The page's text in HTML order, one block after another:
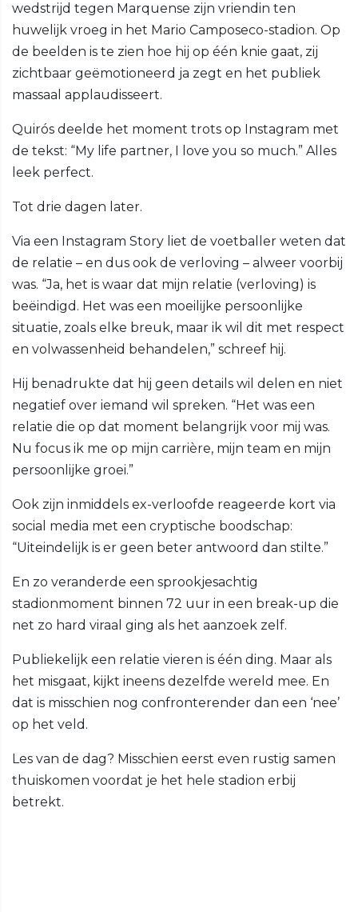
wedstrijd tegen Marquense zijn vriendin ten
huwelijk vroeg in het Mario Camposeco-stadion. Op
de beelden is te zien hoe hij op één knie gaat, zij
zichtbaar geëmotioneerd ja zegt en het publiek
massaal applaudisseert.
Quirós deelde het moment trots op Instagram met
de tekst: “My life partner, I love you so much.” Alles
leek perfect.
Tot drie dagen later.
Via een Instagram Story liet de voetballer weten dat
de relatie – en dus ook de verloving – alweer voorbij
was. “Ja, het is waar dat mijn relatie (verloving) is
beëindigd. Het was een moeilijke persoonlijke
situatie, zoals elke breuk, maar ik wil dit met respect
en volwassenheid behandelen,” schreef hij.
Hij benadrukte dat hij geen details wil delen en niet
negatief over iemand wil spreken. “Het was een
relatie die op dat moment belangrijk voor mij was.
Nu focus ik me op mijn carrière, mijn team en mijn
persoonlijke groei.”
Ook zijn inmiddels ex-verloofde reageerde kort via
social media met een cryptische boodschap:
“Uiteindelijk is er geen beter antwoord dan stilte.”
En zo veranderde een sprookjesachtig
stadionmoment binnen 72 uur in een break-up die
net zo hard viraal ging als het aanzoek zelf.
Publiekelijk een relatie vieren is één ding. Maar als
het misgaat, kijkt ineens dezelfde wereld mee. En
dat is misschien nog confronterender dan een ‘nee’
op het veld.
Les van de dag? Misschien eerst even rustig samen
thuiskomen voordat je het hele stadion erbij
betrekt.